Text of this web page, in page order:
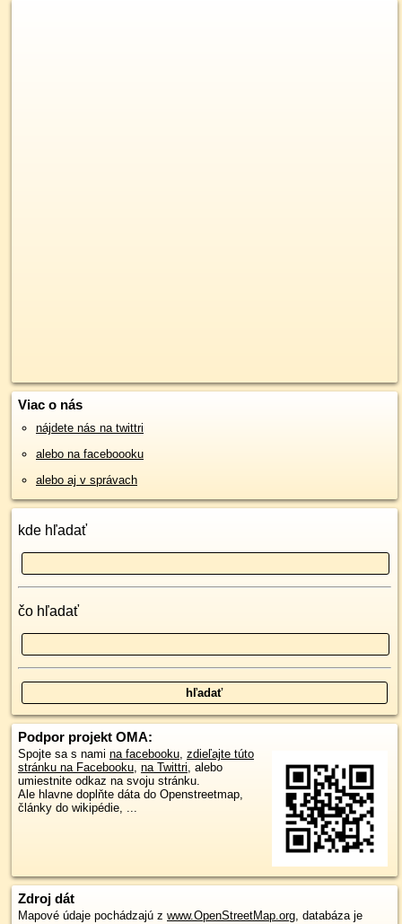
Viac o nás
nájdete nás na twittri
alebo na faceboooku
alebo aj v správach
kde hľadať
čo hľadať
Podpor projekt OMA:
Spojte sa s nami na facebooku, zdieľajte túto
stránku na Facebooku, na Twittri, alebo
umiestnite odkaz na svoju stránku.
Ale hlavne doplňte dáta do Openstreetmap,
články do wikipédie, ...
Zdroj dát
Mapové údaje pochádzajú z www.OpenStreetMap.org, databáza je